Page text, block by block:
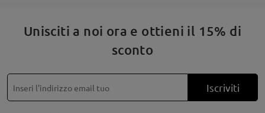
Unisciti a noi ora e ottieni il 15% di
sconto
Iscriviti